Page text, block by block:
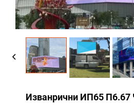
Изванрични ИП65 П6.67